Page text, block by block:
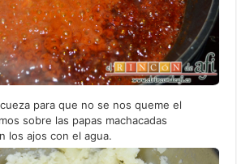
para que no se nos queme el
sobre las papas machacadas
los ajos con el agua.